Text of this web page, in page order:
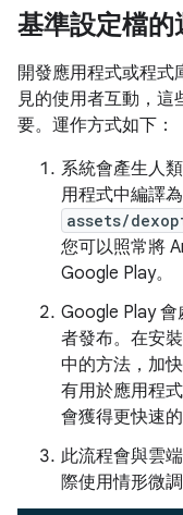
基準設定檔的
開發應用程式或程式
見的使用者互動，這
要。運作方式如下：
系統會產生人
用程式中編譯
assets/
您可以照常將
Google Play。
Google Play 會
者發布。在安
中的方法，加
有用於應用程
會獲得更快速
此流程會與雲
際使用情形微調